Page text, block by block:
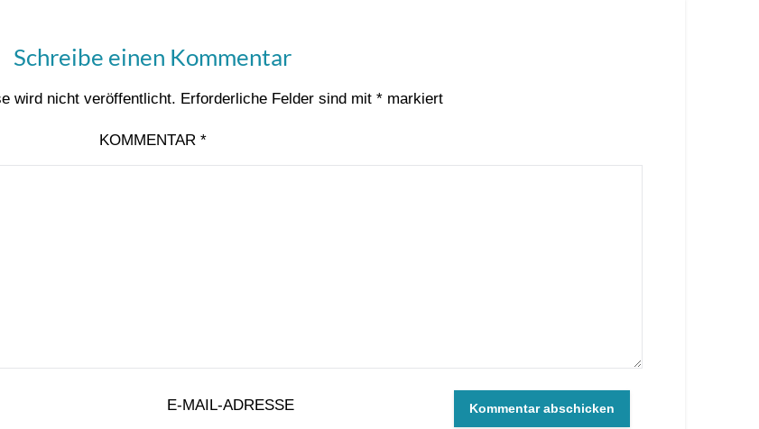
Schreibe einen Kommentar
wird nicht veröffentlicht. Erforderliche Felder sind mit * markiert
KOMMENTAR *
E-MAIL-ADRESSE